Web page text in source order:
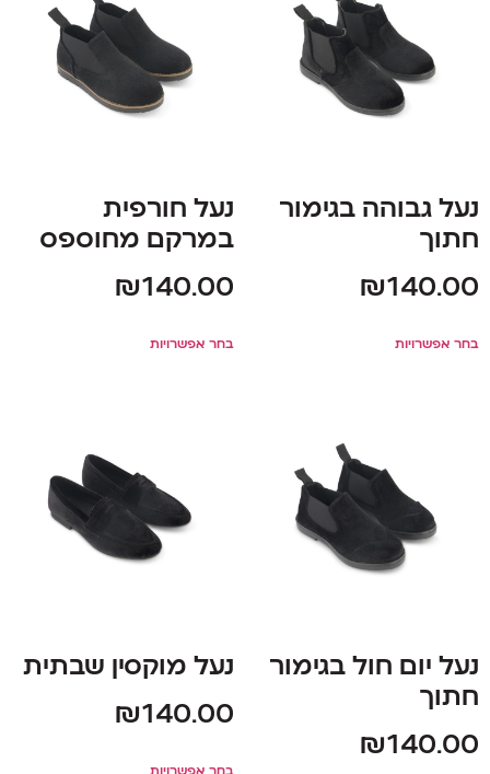
נעל גבוהה בגימור
חתוך
₪140.00
בחר אפשרויות
נעל חורפית
במרקם מחוספס
₪140.00
בחר אפשרויות
נעל יום חול בגימור
חתוך
₪140.00
נעל מוקסין שבתית
₪140.00